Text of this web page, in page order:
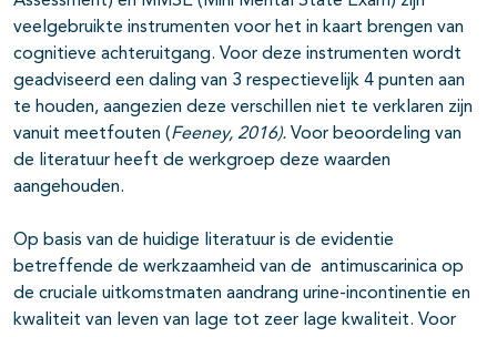
veelgebruikte instrumenten voor het in kaart brengen van
cognitieve achteruitgang. Voor deze instrumenten wordt
geadviseerd een daling van 3 respectievelijk 4 punten aan
te houden, aangezien deze verschillen niet te verklaren zijn
vanuit meetfouten (Feeney, 2016). Voor beoordeling van
de literatuur heeft de werkgroep deze waarden
aangehouden.
Op basis van de huidige literatuur is de evidentie
betreffende de werkzaamheid van de antimuscarinica op
de cruciale uitkomstmaten aandrang urine-incontinentie en
kwaliteit van leven van lage tot zeer lage kwaliteit. Voor